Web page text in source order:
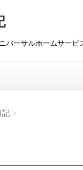
バーサルホームサービ
記 >